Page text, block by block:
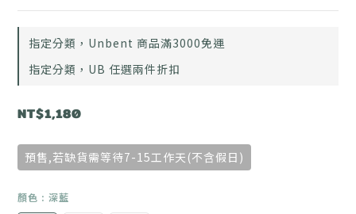
指定分類，Unbent 商品滿3000免運
指定分類，UB 任選兩件折扣
NT$1,180
預售,若缺貨需等待7-15工作天(不含假日)
顏色 : 深藍